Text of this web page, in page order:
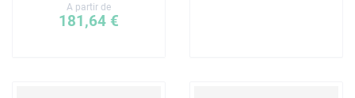
A partir de
181,64 €